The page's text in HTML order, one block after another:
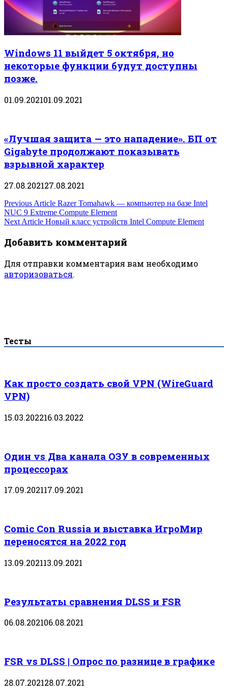
Windows 11 выйдет 5 октября, но
некоторые функции будут доступны
позже.
01.09.202101.09.2021
«Лучшая защита — это нападение». БП от
Gigabyte продолжают показывать
взрывной характер
27.08.202127.08.2021
Навигация
по
записям
Previous Article Razer Tomahawk — компьютер на базе Intel
NUC 9 Extreme Compute Element
Next Article Новый класс устройств Intel Compute Element
Добавить комментарий
Для отправки комментария вам необходимо
авторизоваться.
Тесты
Как просто создать свой VPN (WireGuard
VPN)
15.03.202216.03.2022
Один vs Два канала ОЗУ в современных
процессорах
17.09.202117.09.2021
Comic Con Russia и выставка ИгроМир
переносятся на 2022 год
13.09.202113.09.2021
Результаты сравнения DLSS и FSR
06.08.202106.08.2021
FSR vs DLSS | Опрос по разнице в графике
28.07.202128.07.2021